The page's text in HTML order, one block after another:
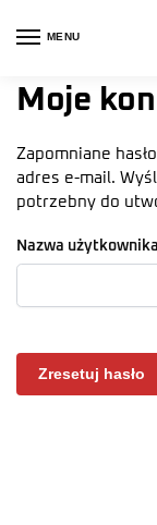
MENU
Moje
Zapomniane
adres e-mail.
potrzebny do
Nazwa
Zresetuj hasło